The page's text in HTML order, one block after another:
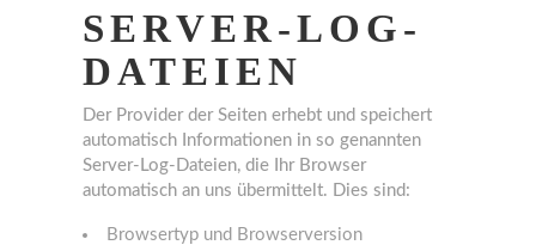
SERVER-LOG-
DATEIEN
Der Provider der Seiten erhebt und speichert
automatisch Informationen in so genannten
Server-Log-Dateien, die Ihr Browser
automatisch an uns übermittelt. Dies sind:
Browsertyp und Browserversion